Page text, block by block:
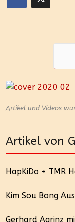
Artikel und Videos
Artikel von
HapKiDo + TMR
Kim Sou Bong
Gerhard Agrinz